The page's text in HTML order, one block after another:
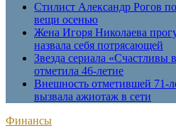
Стилист Александр Рогов
вещи осенью
Жена Игоря Николаева
назвала себя потрясающей
Звезда сериала «Счастливы
отметила 46-летие
Внешность отметившей 71-
вызвала ажиотаж в сети
Финансы